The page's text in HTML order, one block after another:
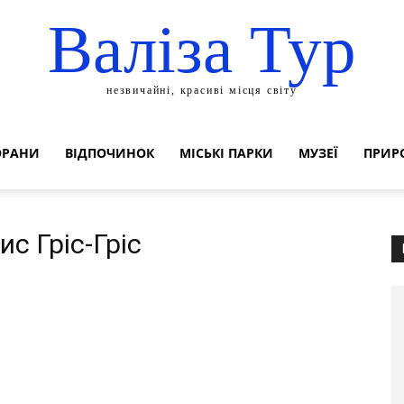
Валіза Тур
незвичайні, красиві місця світу
ВІДПОЧИНОК МІСЬКІ ПАРКИ МУЗЕЇ
Гріс-Гріс